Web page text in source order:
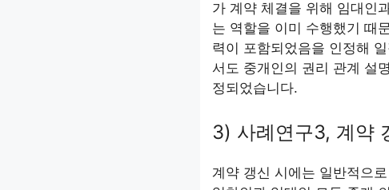
가 계약 체결을 위해 임대인
는 역할을 이미 수행했기 때
력이 포함되었음을 인정해
서도 중개인의 권리 관계 설
정되었습니다.
3) 사례연구3, 계약
계약 갱신 시에는 일반적으